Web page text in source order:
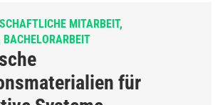
MITARBEIT
BACHELORARBEIT
für